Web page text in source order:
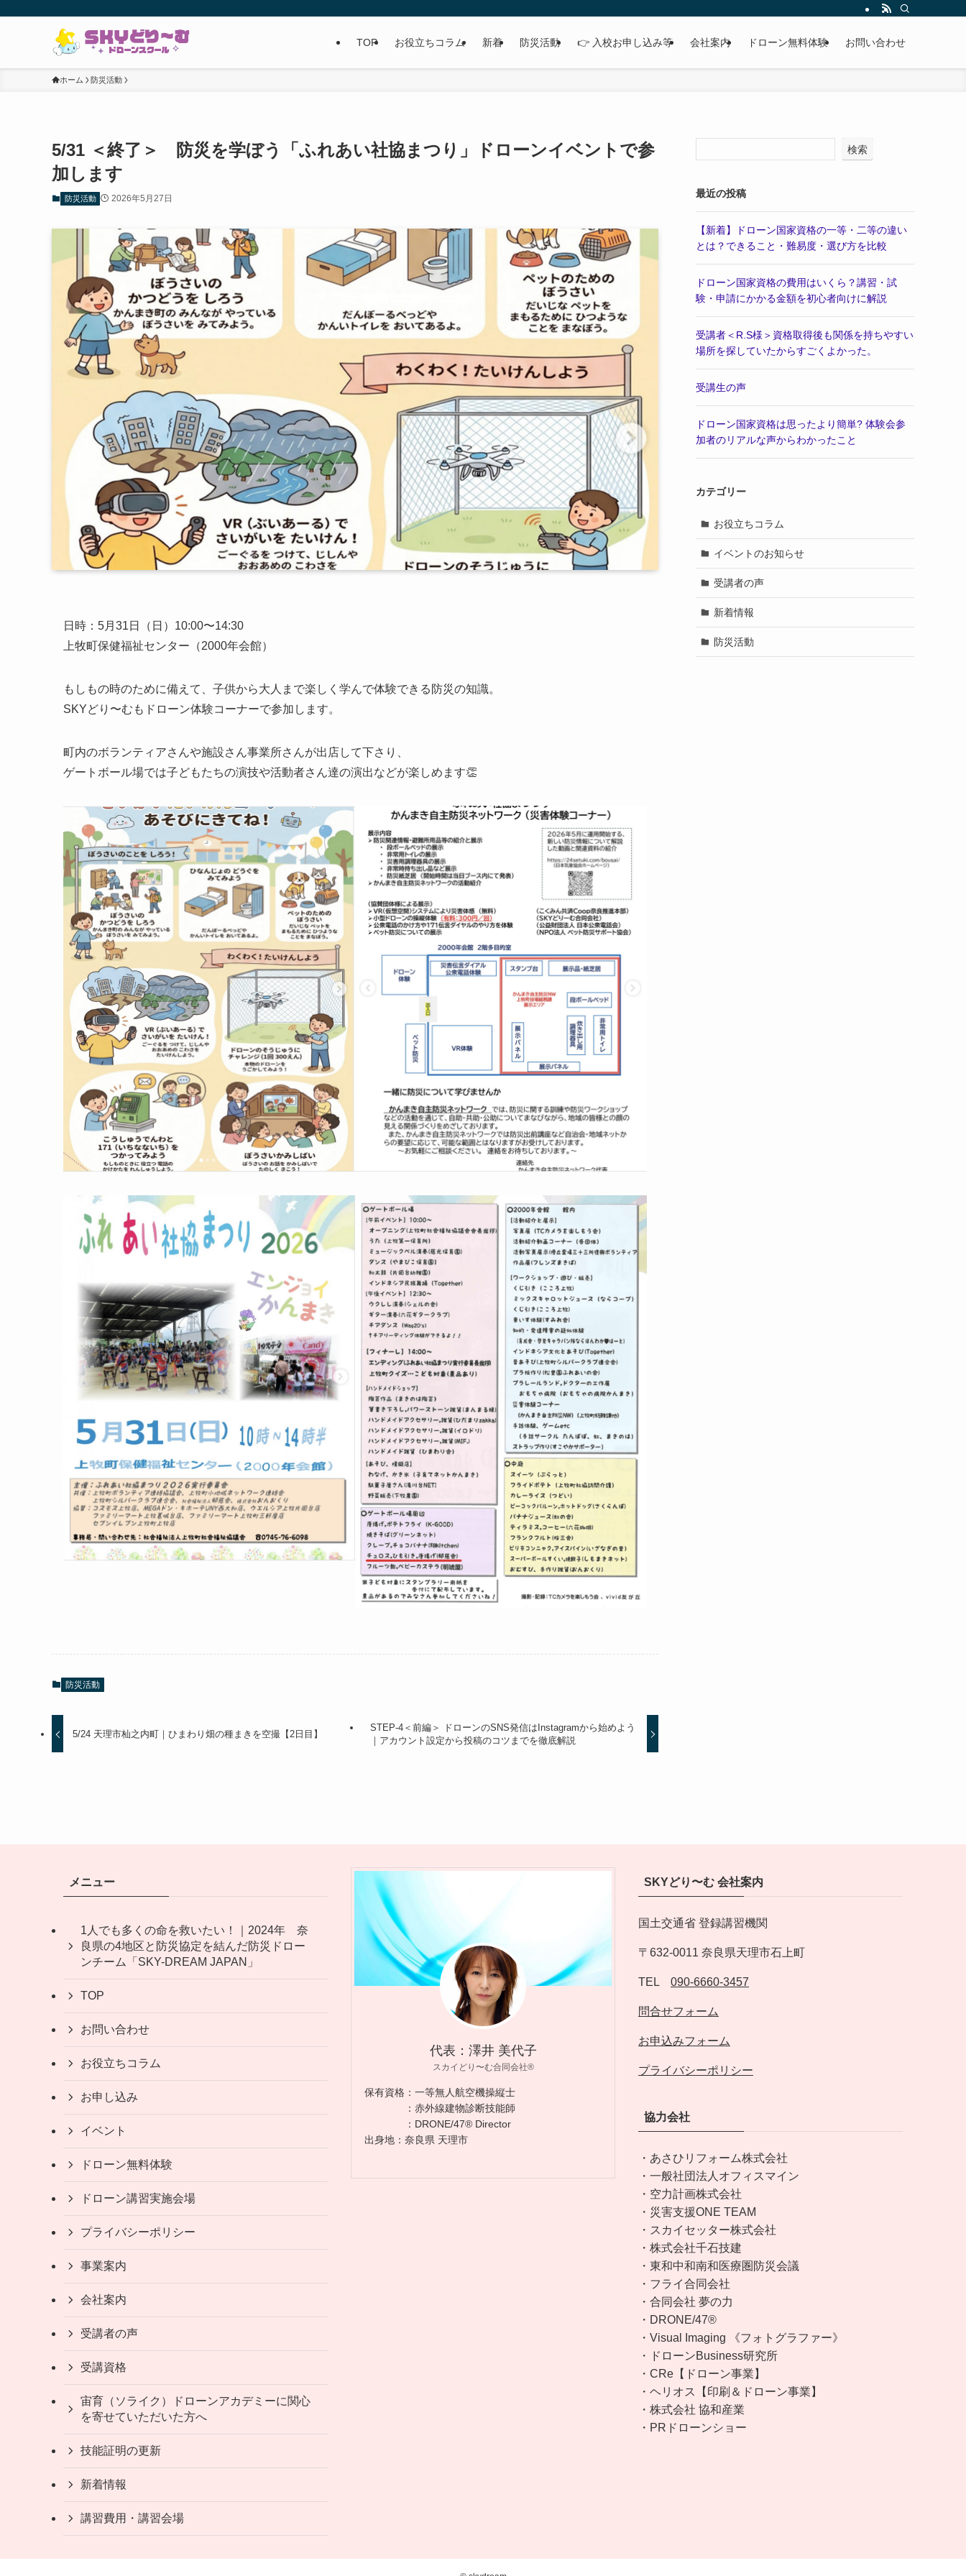
TOP お役立ちコラム 新着 防災活動 👉 入校お申し込み等 会社案内 ドローン無料体験 お問い合わせ
ホーム 防災活動
5/31 ＜終了＞ 防災を学ぼう「ふれあい社協まつり」ドローンイベントで参
加します
防災活動 2026年5月27日
日時：5月31日（日）10:00〜14:30
上牧町保健福祉センター（2000年会館）
もしもの時のために備えて、子供から大人まで楽しく学んで体験できる防災の知識。
SKYどり〜むもドローン体験コーナーで参加します。
町内のボランティアさんや施設さん事業所さんが出店して下さり、
ゲートボール場では子どもたちの演技や活動者さん達の演出などが楽しめます👏
防災活動
5/24 天理市杣之内町｜ひまわり畑の種まきを空撮【2日目】
STEP-4＜前編＞ ドローンのSNS発信はInstagramから始めよう
｜アカウント設定から投稿のコツまでを徹底解説
検索
最近の投稿
【新着】ドローン国家資格の一等・二等の違い
とは？できること・難易度・選び方を比較
ドローン国家資格の費用はいくら？講習・試
験・申請にかかる金額を初心者向けに解説
受講者＜R.S様＞資格取得後も関係を持ちやすい
場所を探していたからすごくよかった。
受講生の声
ドローン国家資格は思ったより簡単? 体験会参
加者のリアルな声からわかったこと
カテゴリー
お役立ちコラム
イベントのお知らせ
受講者の声
新着情報
防災活動
メニュー
1人でも多くの命を救いたい！｜2024年 奈
良県の4地区と防災協定を結んだ防災ドロー
ンチーム「SKY-DREAM JAPAN」
TOP
お問い合わせ
お役立ちコラム
お申し込み
イベント
ドローン無料体験
ドローン講習実施会場
プライバシーポリシー
事業案内
会社案内
受講者の声
受講資格
宙育（ソライク）ドローンアカデミーに関心
を寄せていただいた方へ
技能証明の更新
新着情報
講習費用・講習会場
代表：澤井 美代子
スカイどり〜む合同会社®︎
保有資格：一等無人航空機操縦士
：赤外線建物診断技能師
：DRONE/47®︎ Director
出身地：奈良県 天理市
SKYどり〜む 会社案内
国土交通省 登録講習機関
〒632-0011 奈良県天理市石上町
TEL 090-6660-3457
問合せフォーム
お申込みフォーム
プライバシーポリシー
協力会社
・あさひリフォーム株式会社
・一般社団法人オフィスマイン
・空力計画株式会社
・災害支援ONE TEAM
・スカイセッター株式会社
・株式会社千石技建
・東和中和南和医療圏防災会議
・フライ合同会社
・合同会社 夢の力
・DRONE/47®︎
・Visual Imaging 《フォトグラファー》
・ドローンBusiness研究所
・CRe【ドローン事業】
・ヘリオス【印刷＆ドローン事業】
・株式会社 協和産業
・PRドローンショー